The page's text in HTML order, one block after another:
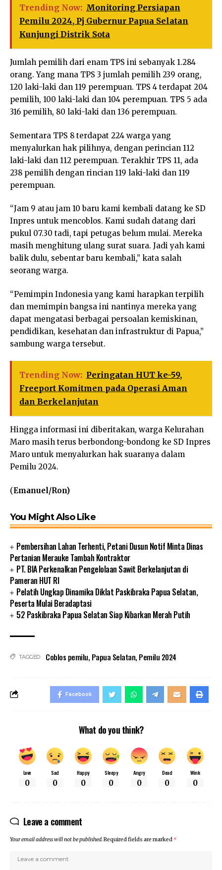
Trending Now: Monitoring Persiapan
Pemilu 2024, Pj Gubernur Papua Selatan
Kunjungi Distrik Sota
Jumlah pemilih dari enam TPS ini sebanyak 1.284
orang. Yang mana TPS 3 jumlah pemilih 239 orang,
120 laki-laki dan 119 perempuan. TPS 4 terdapat 204
pemilih, 100 laki-laki dan 104 perempuan. TPS 5 ada
316 pemilih, 80 laki-laki dan 136 perempuan.
Sementara TPS 8 terdapat 224 warga yang
menyalurkan hak pilihnya, dengan perincian 112
laki-laki dan 112 perempuan. Terakhir TPS 11, ada
238 pemilih dengan rincian 119 laki-laki dan 119
perempuan.
“Jam 9 atau jam 10 baru kami kembali datang ke SD
Inpres untuk mencoblos. Kami sudah datang dari
pukul 07.30 tadi, tapi petugas belum mulai. Mereka
masih menghitung ulang surat suara. Jadi yah kami
balik dulu, sebentar baru kembali,” kata salah
seorang warga.
“Pemimpin Indonesia yang kami harapkan terpilih
dan memimpin bangsa ini nantinya mereka yang
dapat mengatasi berbagai persoalan kemiskinan,
pendidikan, kesehatan dan infrastruktur di Papua,”
sambung warga tersebut.
Trending Now: Peringatan HUT ke-59,
Freeport Komitmen pada Operasi Aman
dan Berkelanjutan
Hingga informasi ini diberitakan, warga Kelurahan
Maro masih terus berbondong-bondong ke SD Inpres
Maro untuk menyalurkan hak suaranya dalam
Pemilu 2024.
(Emanuel/Ron)
You Might Also Like
Pembersihan Lahan Terhenti, Petani Dusun Notif Minta Dinas
Pertanian Merauke Tambah Kontraktor
PT. BIA Perkenalkan Pengelolaan Sawit Berkelanjutan di
Pameran HUT RI
Pelatih Ungkap Dinamika Diklat Paskibraka Papua Selatan,
Peserta Mulai Beradaptasi
52 Paskibraka Papua Selatan Siap Kibarkan Merah Putih
TAGGED: Coblos pemilu, Papua Selatan, Pemilu 2024
Facebook
What do you think?
Love
0
Sad
0
Happy
0
Sleepy
0
Angry
0
Dead
0
Wink
0
Leave a comment
Your email address will not be published.Required fields are marked *